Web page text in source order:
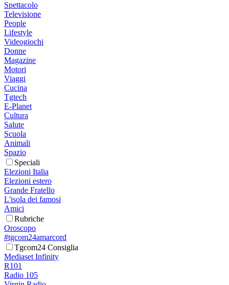
Spettacolo
Televisione
People
Lifestyle
Videogiochi
Donne
Magazine
Motori
Viaggi
Cucina
Tgtech
E-Planet
Cultura
Salute
Scuola
Animali
Spazio
Speciali
Elezioni Italia
Elezioni estero
Grande Fratello
L'isola dei famosi
Amici
Rubriche
Oroscopo
#tgcom24amarcord
Tgcom24 Consiglia
Mediaset Infinity
R101
Radio 105